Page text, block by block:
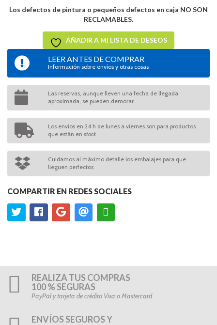
Los defectos de pintura o pequeños defectos en caja NO SON
RECLAMABLES.
AÑADIR A MI LISTA DE DESEOS
LEER ANTES DE COMPRAR
Información sobre envíos y otras cosas
Las reservas, aunque lleven una fecha de llegada
aproximada, se pueden demorar.
Los envios en 24 h de lunes a viernes son para productos
que están en stock
Cuidamos al máximo detalle los embalajes para que
lleguen perfectos
COMPARTIR EN REDES SOCIALES
REALIZA TUS COMPRAS
100 % SEGURAS
PayPal y tarjeta de crédito Visa o Mastercard
ENVÍOS SEGUROS Y